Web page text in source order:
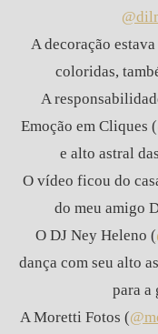
A decoração
coloridas,
A
Emoção em Cliques (
e alto astral
O vídeo ficou do
do meu amigo
O DJ Ney Heleno (
dança com seu alto
para a
A Moretti Fotos (